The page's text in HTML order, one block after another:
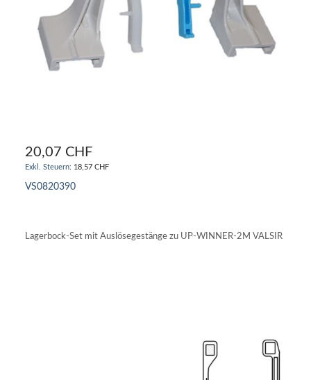
20,07 CHF
18,57 CHF
VS0820390
Lagerbock-Set mit Auslösegestänge zu UP-WINNER-2M VALSIR